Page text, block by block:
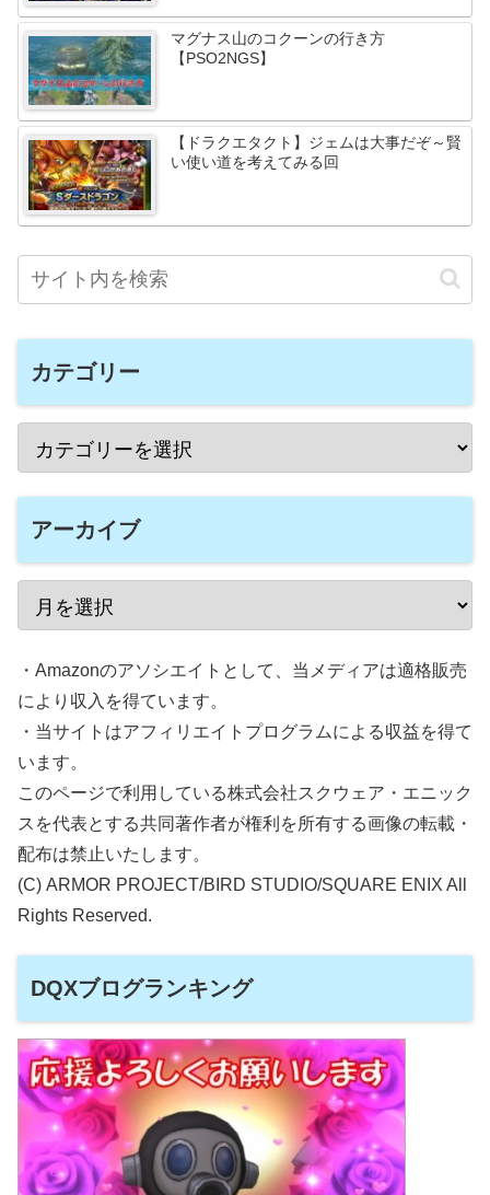
マグナス山のコクーンの行き方
【PSO2NGS】
【ドラクエタクト】ジェムは大事だぞ～賢
い使い道を考えてみる回
カテゴリー
アーカイブ
・Amazonのアソシエイトとして、当メディアは適格販売
により収入を得ています。
・当サイトはアフィリエイトプログラムによる収益を得て
います。
このページで利用している株式会社スクウェア・エニック
スを代表とする共同著作者が権利を所有する画像の転載・
配布は禁止いたします。
(C) ARMOR PROJECT/BIRD STUDIO/SQUARE ENIX All
Rights Reserved.
DQXブログランキング